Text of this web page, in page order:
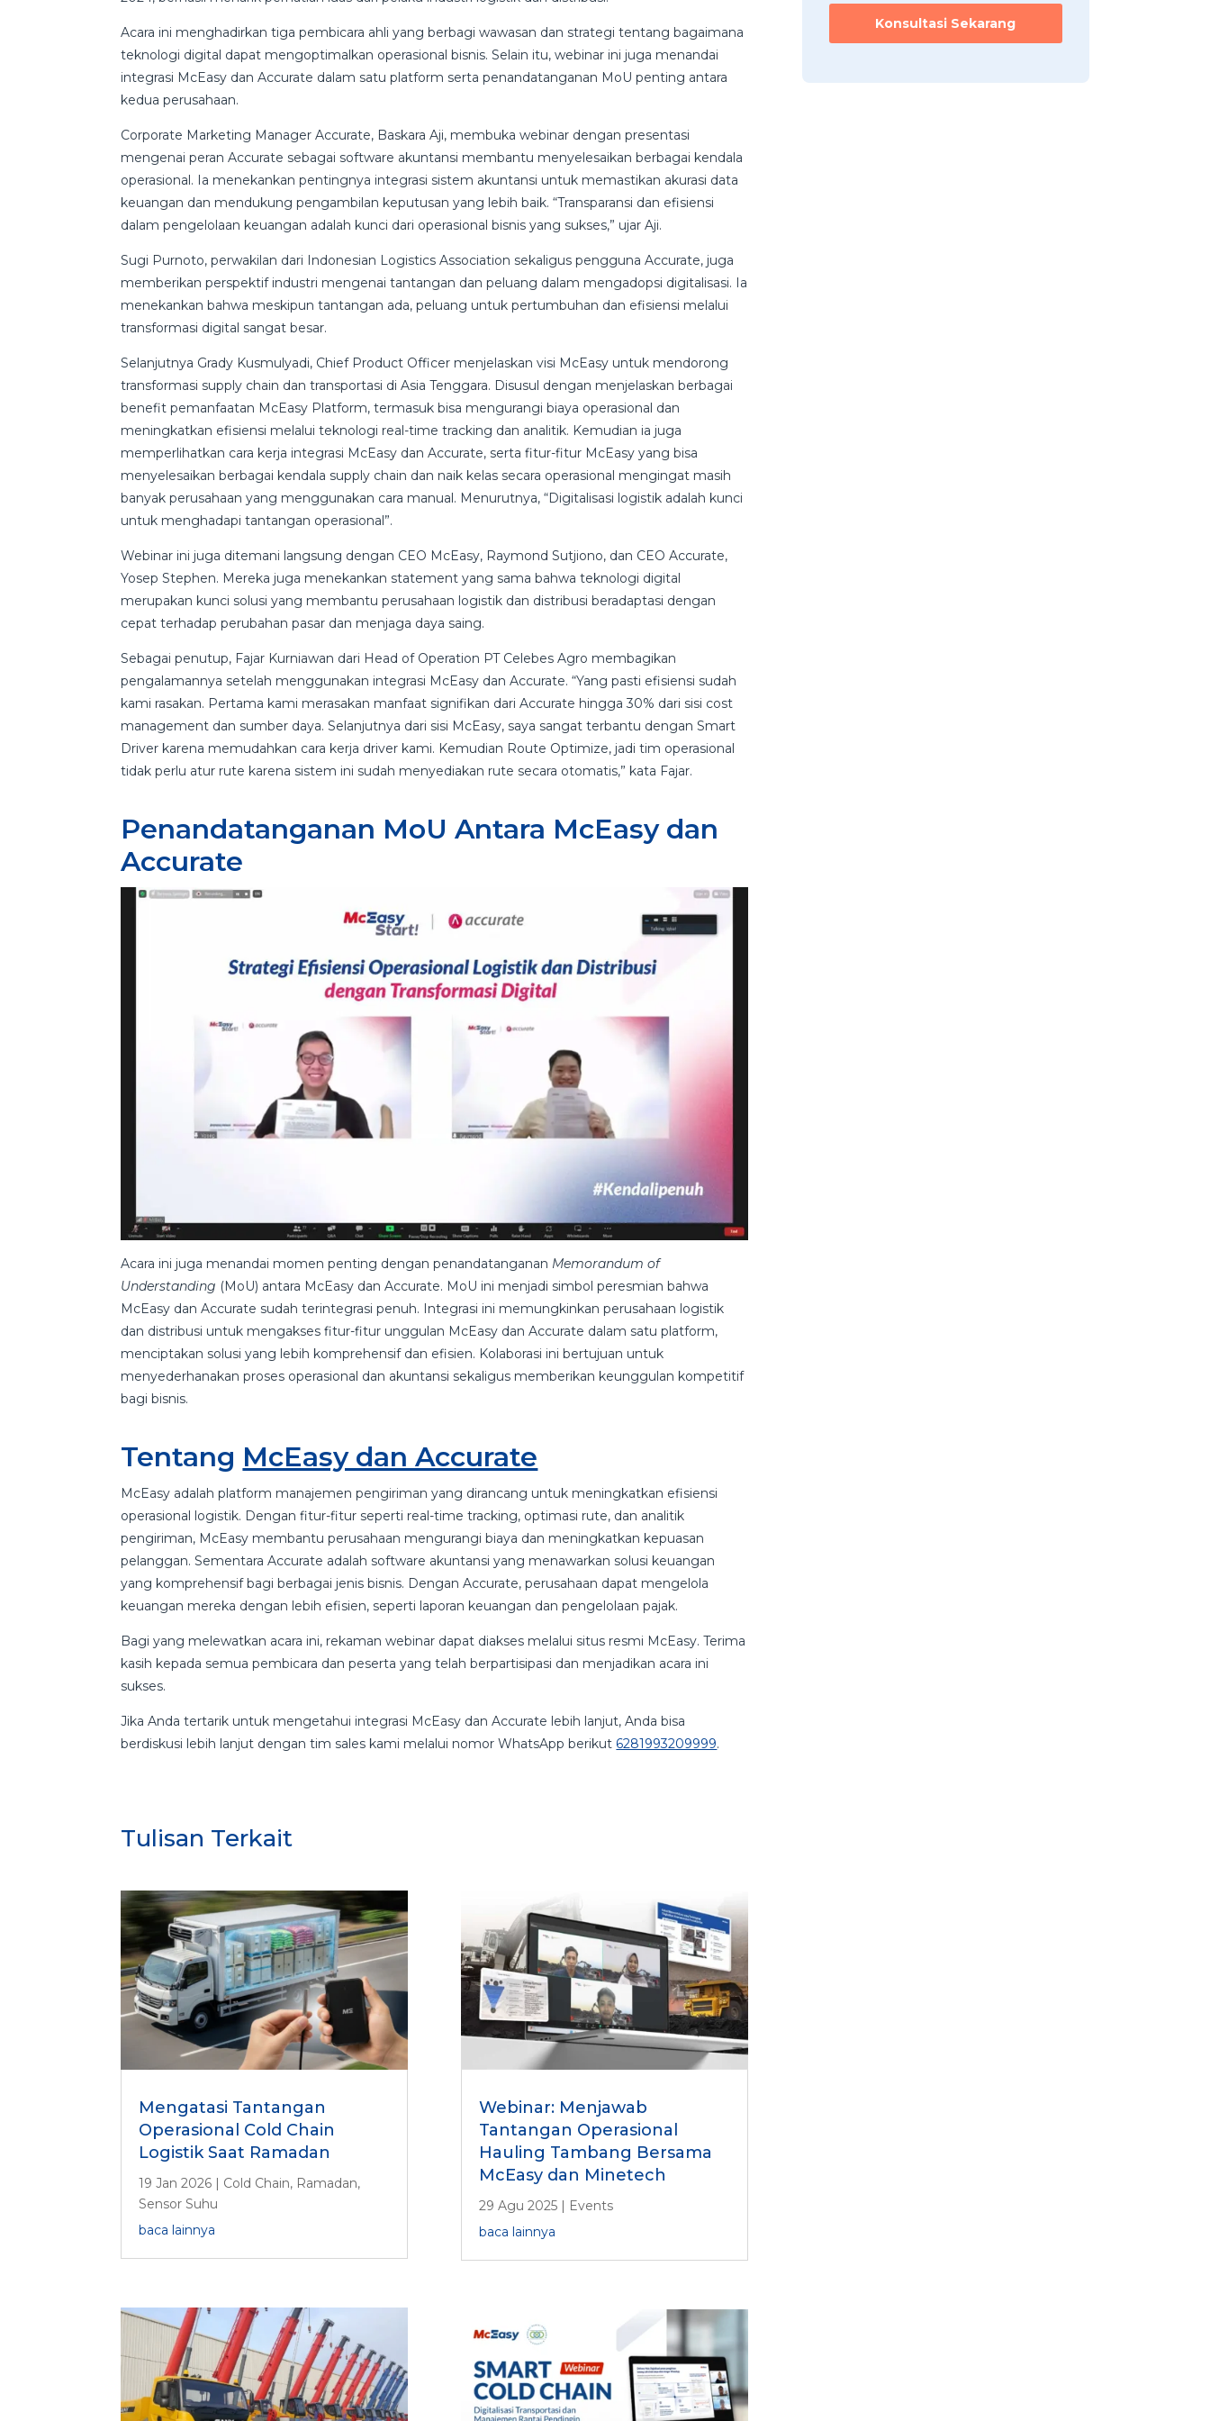
Acara ini menghadirkan tiga pembicara ahli yang berbagi wawasan dan strategi tentang bagaimana
teknologi digital dapat mengoptimalkan operasional bisnis. Selain itu, webinar ini juga menandai
integrasi McEasy dan Accurate dalam satu platform serta penandatanganan MoU penting antara
kedua perusahaan.
Corporate Marketing Manager Accurate, Baskara Aji, membuka webinar dengan presentasi
mengenai peran Accurate sebagai software akuntansi membantu menyelesaikan berbagai kendala
operasional. Ia menekankan pentingnya integrasi sistem akuntansi untuk memastikan akurasi data
keuangan dan mendukung pengambilan keputusan yang lebih baik. “Transparansi dan efisiensi
dalam pengelolaan keuangan adalah kunci dari operasional bisnis yang sukses,” ujar Aji.
Sugi Purnoto, perwakilan dari Indonesian Logistics Association sekaligus pengguna Accurate, juga
memberikan perspektif industri mengenai tantangan dan peluang dalam mengadopsi digitalisasi. Ia
menekankan bahwa meskipun tantangan ada, peluang untuk pertumbuhan dan efisiensi melalui
transformasi digital sangat besar.
Selanjutnya Grady Kusmulyadi, Chief Product Officer menjelaskan visi McEasy untuk mendorong
transformasi supply chain dan transportasi di Asia Tenggara. Disusul dengan menjelaskan berbagai
benefit pemanfaatan McEasy Platform, termasuk bisa mengurangi biaya operasional dan
meningkatkan efisiensi melalui teknologi real-time tracking dan analitik. Kemudian ia juga
memperlihatkan cara kerja integrasi McEasy dan Accurate, serta fitur-fitur McEasy yang bisa
menyelesaikan berbagai kendala supply chain dan naik kelas secara operasional mengingat masih
banyak perusahaan yang menggunakan cara manual. Menurutnya, “Digitalisasi logistik adalah kunci
untuk menghadapi tantangan operasional”.
Webinar ini juga ditemani langsung dengan CEO McEasy, Raymond Sutjiono, dan CEO Accurate,
Yosep Stephen. Mereka juga menekankan statement yang sama bahwa teknologi digital
merupakan kunci solusi yang membantu perusahaan logistik dan distribusi beradaptasi dengan
cepat terhadap perubahan pasar dan menjaga daya saing.
Sebagai penutup, Fajar Kurniawan dari Head of Operation PT Celebes Agro membagikan
pengalamannya setelah menggunakan integrasi McEasy dan Accurate. “Yang pasti efisiensi sudah
kami rasakan. Pertama kami merasakan manfaat signifikan dari Accurate hingga 30% dari sisi cost
management dan sumber daya. Selanjutnya dari sisi McEasy, saya sangat terbantu dengan Smart
Driver karena memudahkan cara kerja driver kami. Kemudian Route Optimize, jadi tim operasional
tidak perlu atur rute karena sistem ini sudah menyediakan rute secara otomatis,” kata Fajar.
Penandatanganan MoU Antara McEasy dan
Accurate
Acara ini juga menandai momen penting dengan penandatanganan Memorandum of
Understanding (MoU) antara McEasy dan Accurate. MoU ini menjadi simbol peresmian bahwa
McEasy dan Accurate sudah terintegrasi penuh. Integrasi ini memungkinkan perusahaan logistik
dan distribusi untuk mengakses fitur-fitur unggulan McEasy dan Accurate dalam satu platform,
menciptakan solusi yang lebih komprehensif dan efisien. Kolaborasi ini bertujuan untuk
menyederhanakan proses operasional dan akuntansi sekaligus memberikan keunggulan kompetitif
bagi bisnis.
Tentang McEasy dan Accurate
McEasy adalah platform manajemen pengiriman yang dirancang untuk meningkatkan efisiensi
operasional logistik. Dengan fitur-fitur seperti real-time tracking, optimasi rute, dan analitik
pengiriman, McEasy membantu perusahaan mengurangi biaya dan meningkatkan kepuasan
pelanggan. Sementara Accurate adalah software akuntansi yang menawarkan solusi keuangan
yang komprehensif bagi berbagai jenis bisnis. Dengan Accurate, perusahaan dapat mengelola
keuangan mereka dengan lebih efisien, seperti laporan keuangan dan pengelolaan pajak.
Bagi yang melewatkan acara ini, rekaman webinar dapat diakses melalui situs resmi McEasy. Terima
kasih kepada semua pembicara dan peserta yang telah berpartisipasi dan menjadikan acara ini
sukses.
Jika Anda tertarik untuk mengetahui integrasi McEasy dan Accurate lebih lanjut, Anda bisa
berdiskusi lebih lanjut dengan tim sales kami melalui nomor WhatsApp berikut 6281993209999.
Konsultasi Sekarang
Tulisan Terkait
Mengatasi Tantangan
Operasional Cold Chain
Logistik Saat Ramadan
19 Jan 2026 | Cold Chain, Ramadan,
Sensor Suhu
baca lainnya
Webinar: Menjawab
Tantangan Operasional
Hauling Tambang Bersama
McEasy dan Minetech
29 Agu 2025 | Events
baca lainnya